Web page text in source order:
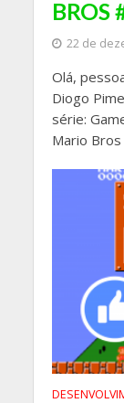
BROS
22 de
Olá,
Diogo
série:
Mario Bros